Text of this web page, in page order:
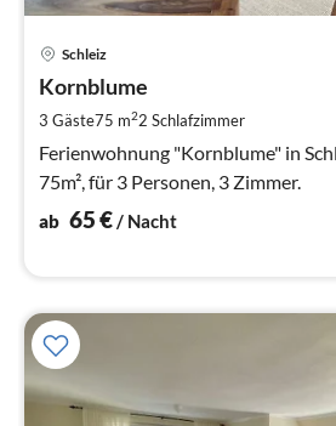
Schleiz
Kornblume
3 Gäste75 m22 Schlafzimmer
Ferienwohnung "Kornblume" in
75m², für 3 Personen, 3 Zimmer.
ab 65€/ Nacht